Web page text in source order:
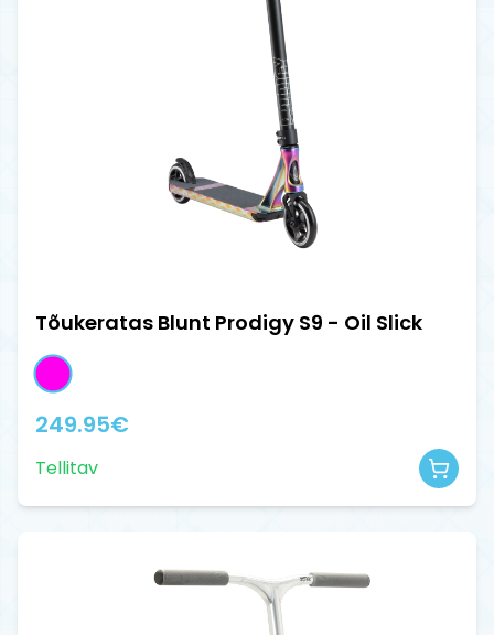
Tõukeratas Blunt Prodigy S9 - Oil Slick
249.95€
Tellitav